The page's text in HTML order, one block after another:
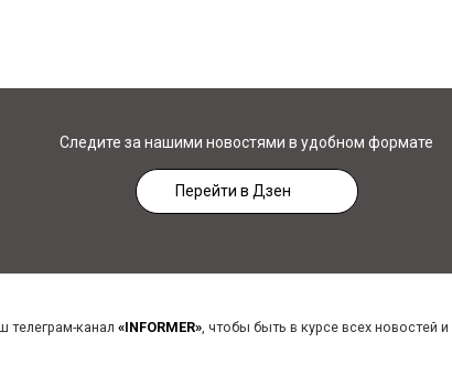
Следите за нашими новостями в удобном формате
Перейти в Дзен
телеграм-канал «INFORMER», чтобы быть в курсе всех новостей